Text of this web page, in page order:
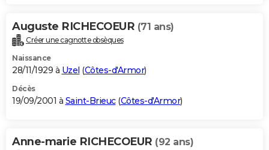
Auguste RICHECOEUR (71 ans)
Créer une cagnotte obsèques
Naissance
28/11/1929 à Uzel (Côtes-d'Armor)
Décès
19/09/2001 à Saint-Brieuc(Côtes-d'Armor)
Anne-marie RICHECOEUR (92 ans)